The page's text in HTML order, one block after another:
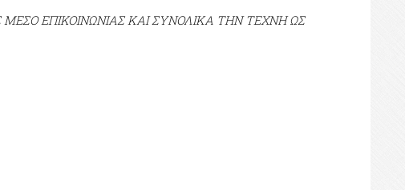
ΕΠΙΚΟΙΝΩΝΙΑΣ ΚΑΙ ΣΥΝΟΛΙΚΑ ΤΗΝ ΤΕΧΝΗ ΩΣ